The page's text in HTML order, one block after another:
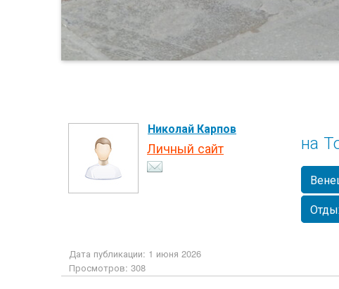
Николай Карпов
Личный сайт на
Дата публикации: 1 июня 2026
Просмотров: 308